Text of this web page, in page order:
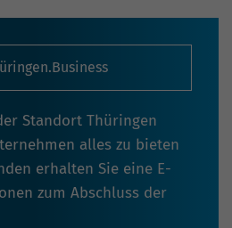
Standort Thüringen
alles zu bieten
erhalten Sie eine E-
zum Abschluss der